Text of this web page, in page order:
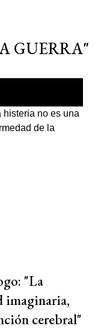
GUERRA"
"La
imaginaria,
cerebral"